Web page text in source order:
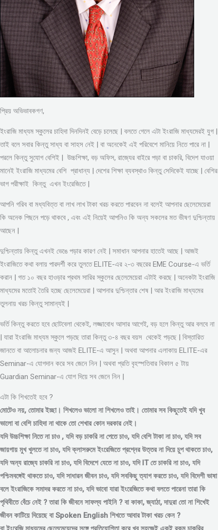
প্রিয় অভিভাবকগণ,
ইংরাজি মাধ্যম স্কুলের চাহিদা দিনদিনই বেড়ে চলেছে | বলতে গেলে এটা ইংরাজি মাধ্যমেরই যুগ |
তাই বলে সবার কিন্তু সাধ্য বা সাহস নেই | বা অনেকেই এই পরিবেশে মানিয়ে নিতে পারে না |
পরলে কিন্তু সুযোগ বেশিই | উচ্চশিক্ষা, বড় অফিস, রাজ্যের বাইরে পড়া বা চাকরি, বিদেশ যাওয়া
মানেই ইংরাজি মাধ্যমের বেশি প্রাধান্য | দেশের শিক্ষা ব্যবস্থাও কিন্তু সেদিকেই যাচ্ছে | বেশির
ভাগ পরীক্ষাই কিন্তু এখন ইংরেজিতে |
আপনি গরিব বা মধ্যবিত্ত বা লাখ লাখ টাকা খরচ করতে পারবেন না বলেই আপনার ছেলেমেয়েরা
কি অনেক পিছনে পড়ে থাকবে , এবং এই নিয়েই আপনিও কি অন্য সকলের মত ভীষণ দুশ্চিন্তায়
আছেন |
দুশ্চিন্তায় কিন্তু এখনই ভেঙে পড়ার কারণ নেই | সমাধান আপনার হাতেই আছে | আজই
ইংরাজিতে কথা বলায় পারদর্শী করে তুলতে ELITE-এর ২-৩ বছরের EME Course-এ ভর্তি
করান | গত ১০ বছর হাওড়ার প্রথম সারির স্কুলের ছেলেমেয়েরা এটাই করছে | অনেকটা ইংরাজি
মাধ্যমের মতোই তৈরি হচ্ছে ছেলেমেয়েরা | আপনার দুশ্চিন্তার শেষ | আর ইংরাজি মাধ্যমের
তুলনায় খরচ কিন্তু সামান্যই |
ভর্তি কিন্তু করতে হবে ছোটবেলা থেকেই, লজ্জাবোধ আসার আগেই, বড় হলে কিন্তু আর বলবে না
| যারা ইংরাজি মাধ্যম স্কুলে পড়ছে তারা কিন্তু ৩-৪ বছর বয়স থেকেই পড়ছে | বিস্তারিত
জানতে বা আলোচনার জন্য আজই ELITE-এ আসুন | অথবা আপনার এলাকায় ELITE-এর
Seminar-এ যোগদান করে সব জেনে নিন | অথবা প্রতি বৃহস্পতিবার বিকাল ৫ টায়
Guardian Seminar-এ যোগ দিয়ে সব জেনে নিন |
এটা কি শিখতেই হবে ?
মোটেও নয়, তোমার ইচ্ছা। শিখলেও ভালো না শিখলেও তাই। তোমার সব কিছুতেই যদি খুব
ভালো বা বেশি চাহিদা না থাকে তো শেখার কোন দরকার নেই।
যদি উচ্চশিক্ষা নিতে না চাও , যদি বড় চাকরি না পেতে চাও, যদি বেশি টাকা না চাও, যদি সব
জায়গায় মুখ খুলতে না চাও, যদি ক্লাসরুমে ইংরেজিতে প্রশ্নের উত্তর না দিয়ে চুপ থাকতে চাও,
যদি অন্য রাজ্যে চাকরি না চাও, যদি বিদেশে যেতে না চাও, যদি IT তে চাকরি না চাও, যদি
পশ্চিমবঙ্গেই থাকতে চাও, যদি সাধারন জীবন চাও, যদি সবকিছু ত্যাগ করতে চাও, যদি বিদেশী ভাষা
বলে ইংরাজিকে সমাদর করতে না চাও, যদি ভাবো যারা ইংরেজিতে কথা বলতে পারেনা তারা কি
পৃথিবীতে বেঁচে নেই ? তারা কি জীবনে সাফল্য পাইনি ? বা কাকা, জ্যাঠা, দাদুরা তো না শিখেই
জীবন কাটিয়ে দিয়েছে বা Spoken English শিখতে আবার টাকা খরচ কেন ?